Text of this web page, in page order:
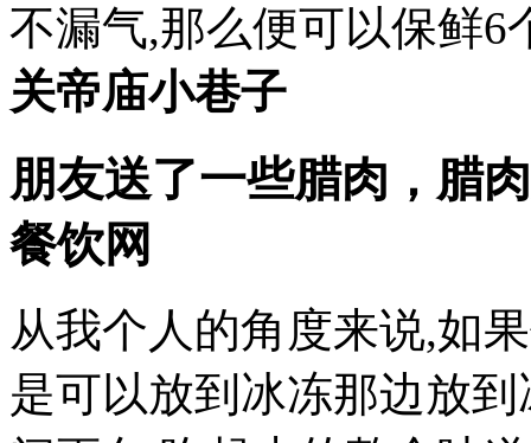
不漏气,那么便可以保鲜6
关帝庙小巷子
朋友送了一些腊肉，腊
餐饮网
从我个人的角度来说,如
是可以放到冰冻那边放